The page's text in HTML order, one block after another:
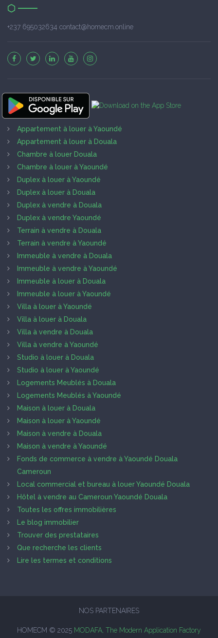
+237 695032634 contact@homecm.online
Appartement à louer à Yaoundé
Appartement à louer à Douala
Chambre à louer Douala
Chambre à louer à Yaoundé
Duplex à louer à Yaoundé
Duplex à louer à Douala
Duplex à vendre à Douala
Duplex à vendre Yaoundé
Terrain à vendre à Douala
Terrain à vendre à Yaoundé
Immeuble à vendre à Douala
Immeuble à vendre à Yaoundé
Immeuble à louer à Douala
Immeuble à louer à Yaoundé
Villa à louer à Yaoundé
Villa à louer à Douala
Villa à vendre à Douala
Villa à vendre à Yaoundé
Studio à louer à Douala
Studio à louer à Yaoundé
Logements Meublés à Douala
Logements Meublés à Yaoundé
Maison à louer à Douala
Maison à louer à Yaoundé
Maison à vendre à Douala
Maison à vendre à Yaoundé
Fonds de commerce à vendre à Yaoundé Douala
Cameroun
Local commercial et bureau à louer Yaoundé Douala
Hôtel à vendre au Cameroun Yaoundé Douala
Toutes les offres immobilières
Le blog immobilier
Trouver des prestataires
Que recherche les clients
Lire les termes et conditions
NOS PARTENAIRES
HOMECM © 2025 MODAFA, The Modern Application Factory